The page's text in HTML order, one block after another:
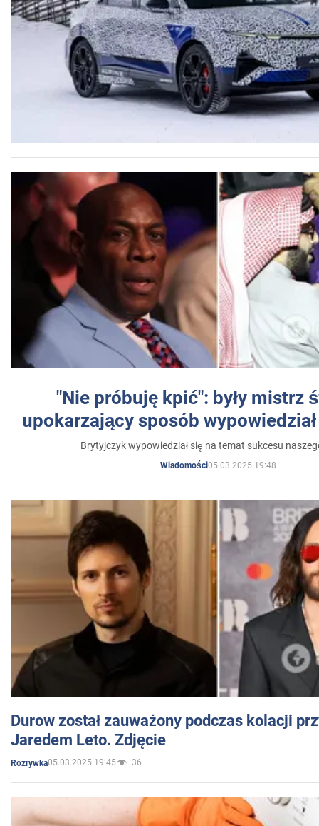
"Nie próbuję kpić": były mistrz
upokarzający sposób
Brytyjczyk wypowiedział się na temat sukcesu
Wiadomości05.03.2025 19:48
Durow został zauważony podczas kolacji
Jaredem Leto. Zdjęcie
Rozrywka05.03.2025 19:45 36